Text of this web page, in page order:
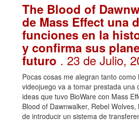
The Blood of
de Mass Effect una
funciones en la
y confirma sus
futuro . 23 de Julio,
Pocas cosas me alegran tanto
videojuego va a tomar prestada una
ideas que tuvo BioWare con Mass
Blood of Dawnwalker, Rebel
de introducir un sistema de